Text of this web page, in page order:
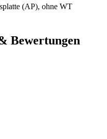
(AP), ohne WT
Bewertungen